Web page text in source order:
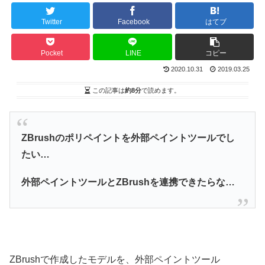
Twitter Facebook はてブ
Pocket LINE コピー
2020.10.31 2019.03.25
この記事は約8分で読めます。
ZBrushのポリペイントを外部ペイントツールでし
たい…
外部ペイントツールとZBrushを連携できたらな…
ZBrushで作成したモデルを、外部ペイントツール